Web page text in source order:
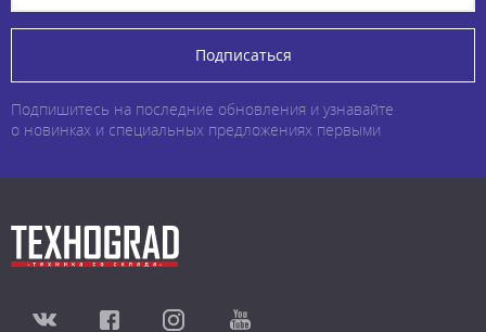
Подписаться
Подпишитесь на последние обновления и узнавайте
о новинках и специальных предложениях первыми